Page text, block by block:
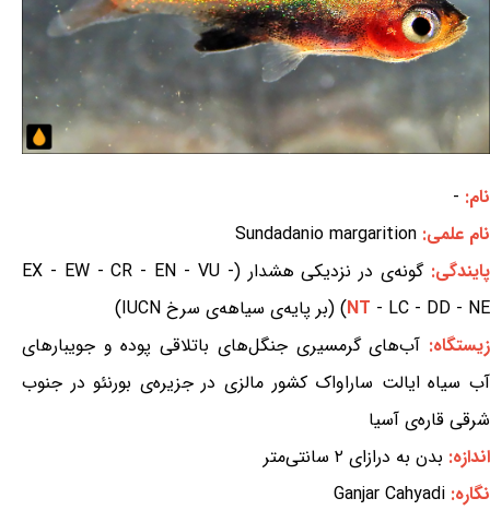
نام: -
نام علمی: Sundadanio margarition
پایندگی:گونه‌ی در نزدیکی هشدار (EX - EW - CR - EN - VU -
NT - LC - DD - NE) (بر پایه‌ی سیاهه‌ی سرخ IUCN)
زیستگاه: آب‌های گرمسیری جنگل‌های باتلاقی پوده و جویبارهای
آب سیاه ایالت ساراواک کشور مالزی در جزیره‌ی بورنئو در جنوب
شرقی قاره‌ی آسیا
اندازه: بدن به درازای ۲ سانتی‌متر
نگاره: Ganjar Cahyadi